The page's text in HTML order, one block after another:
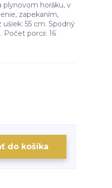
plynovom horáku, v
zapekaním,
55 cm. Spodný
Počet porcii: 16
do košíka